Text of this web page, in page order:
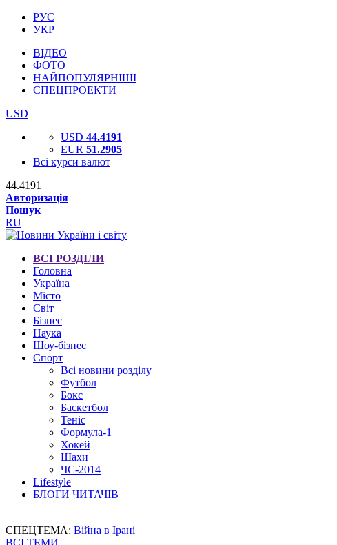
РУС
УКР
ВІДЕО
ФОТО
НАЙПОПУЛЯРНІШІ
СПЕЦПРОЕКТИ
USD
USD 44.4191
EUR 51.2905
Всі курси валют
44.4191
Авторизація
Пошук
RU
ВСІ РОЗДІЛИ
Головна
Україна
Місто
Світ
Бізнес
Наука
Шоу-бізнес
Спорт
Всі новини розділу
Футбол
Бокс
Баскетбол
Теніс
Формула-1
Хокей
Шахи
ЧС-2014
Lifestyle
БЛОГИ ЧИТАЧІВ
СПЕЦТЕМА: Війна в Ірані
ВСІ ТЕМИ